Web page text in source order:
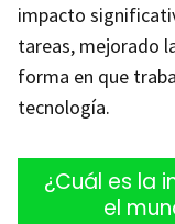
impacto
tareas, mejorado
forma en que
tecnología.
¿Cuál es la
el